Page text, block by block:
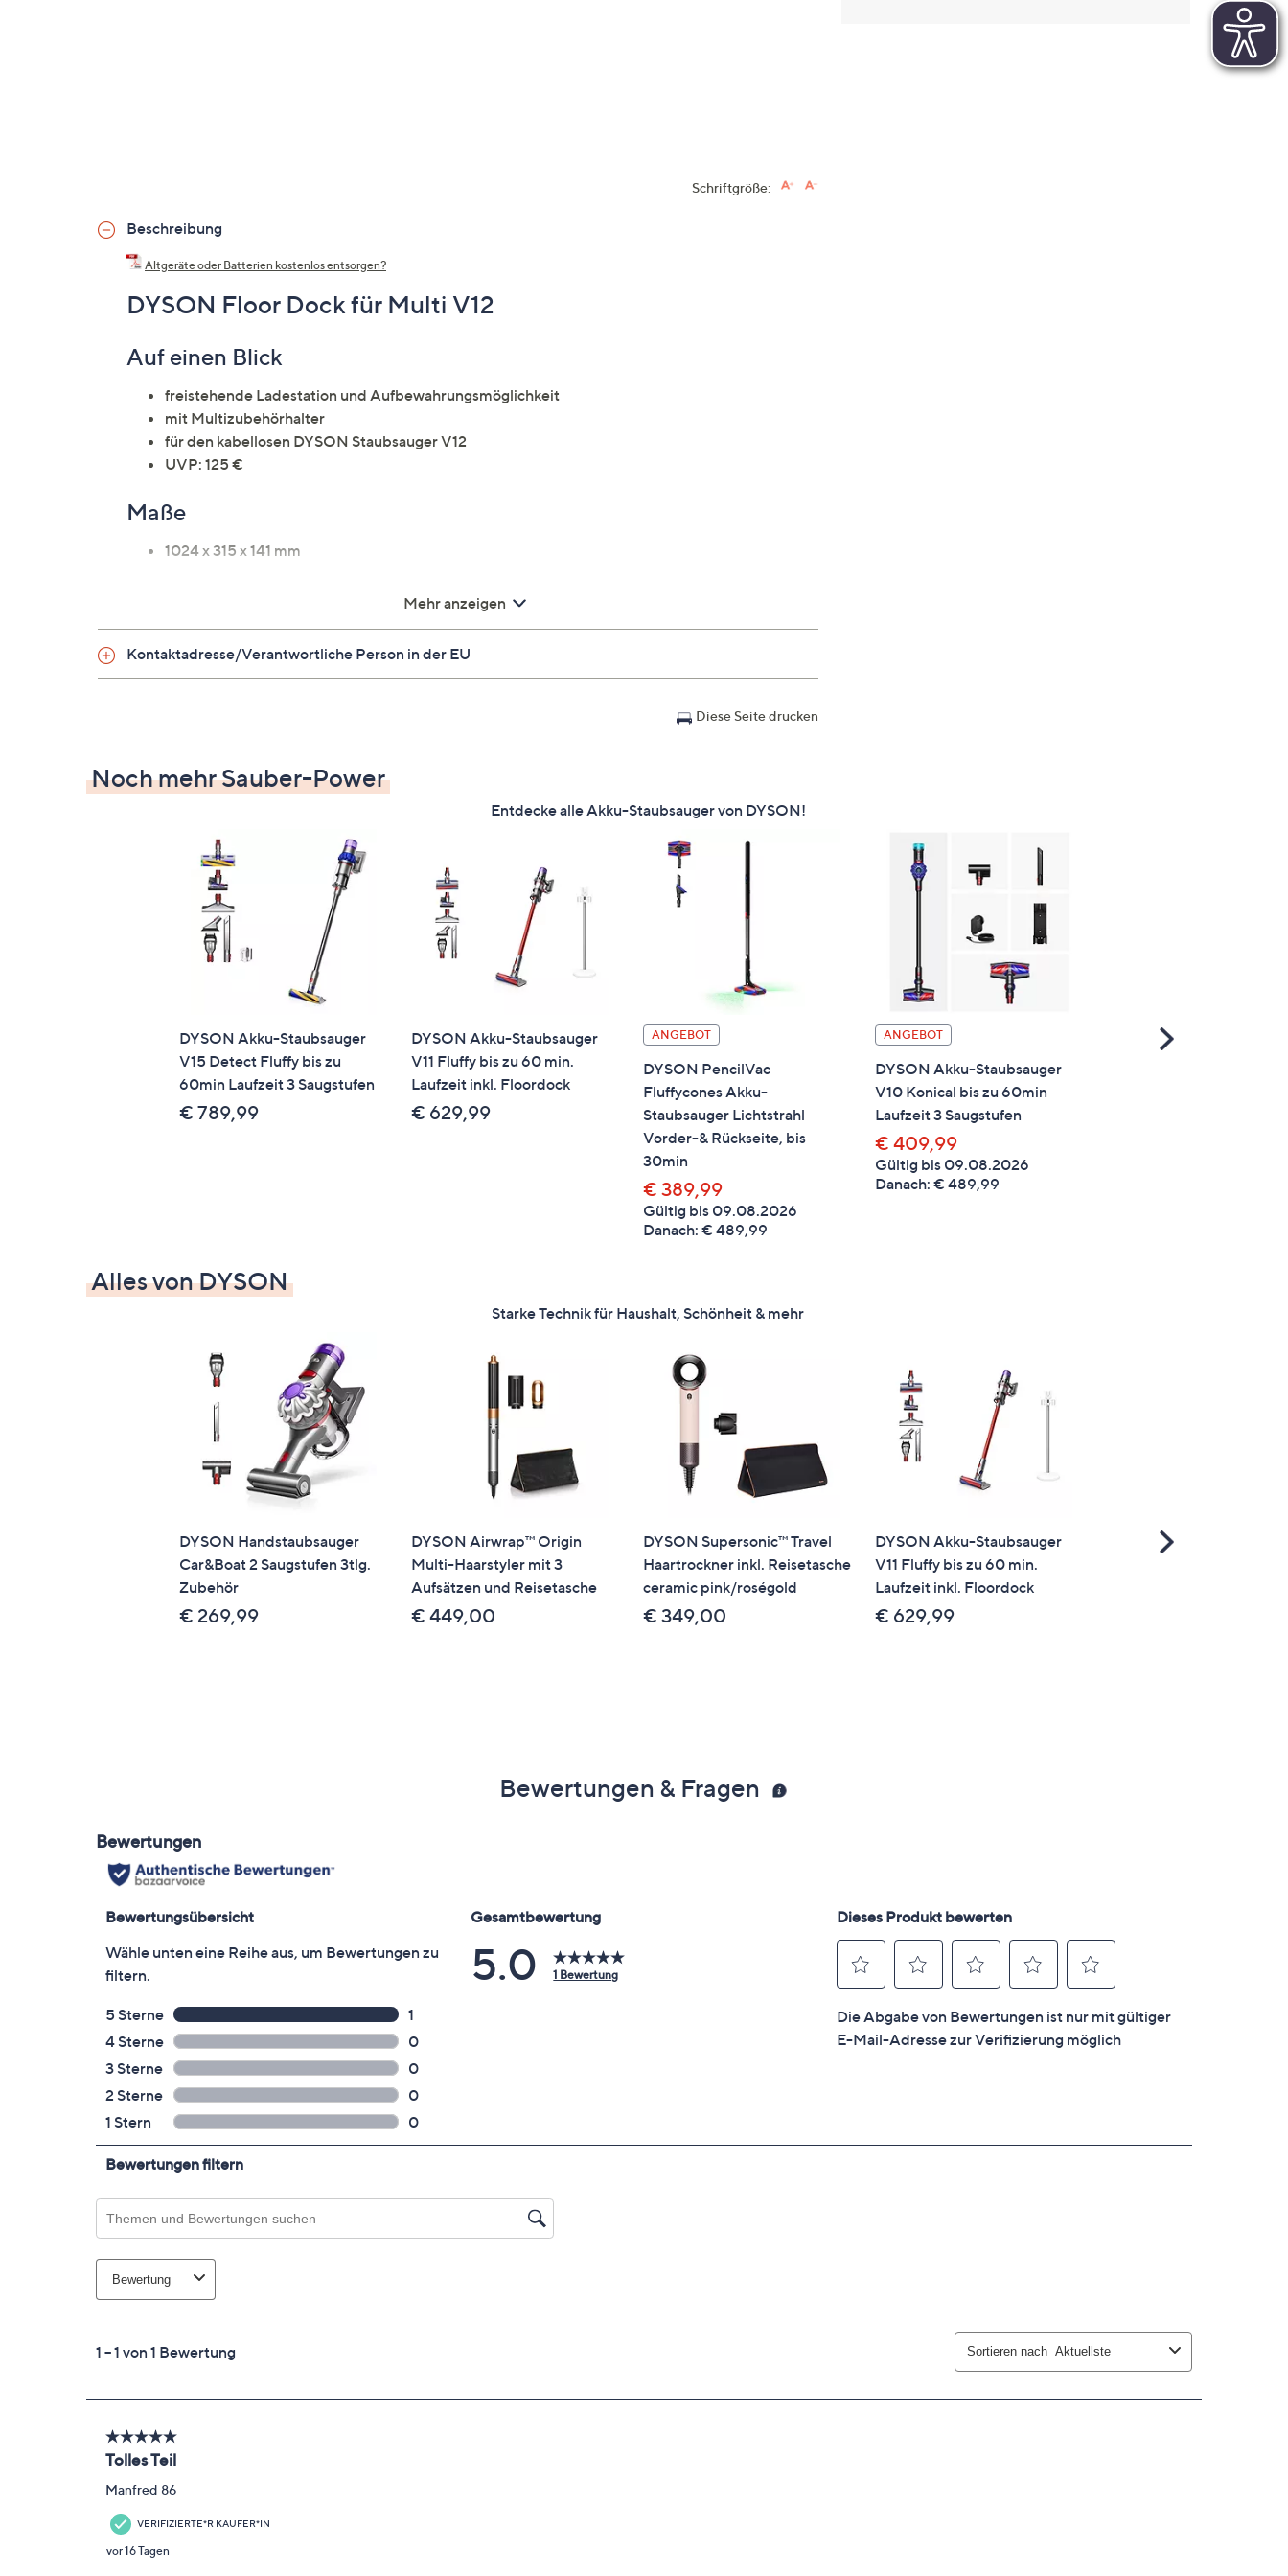
Schriftgröße:
Beschreibung
Altgeräte oder Batterien kostenlos entsorgen?
DYSON Floor Dock für Multi V12
Auf einen Blick
freistehende Ladestation und Aufbewahrungsmöglichkeit
mit Multizubehörhalter
für den kabellosen DYSON Staubsauger V12
UVP: 125 €
Maße
1024 x 315 x 141 mm
Identifikationsnummer
Mehr anzeigen
Kontaktadresse/Verantwortliche Person in der EU
Diese Seite drucken
Noch mehr Sauber-Power
Entdecke alle Akku-Staubsauger von DYSON!
DYSON Akku-Staubsauger
V15 Detect Fluffy bis zu
60min Laufzeit 3 Saugstufen
€ 789,99
DYSON Akku-Staubsauger
V11 Fluffy bis zu 60 min.
Laufzeit inkl. Floordock
€ 629,99
ANGEBOT
DYSON PencilVac
Fluffycones Akku-
Staubsauger Lichtstrahl
Vorder-& Rückseite, bis
30min
€ 389,99
Gültig bis 09.08.2026
Danach: € 489,99
ANGEBOT
DYSON Akku-Staubsauger
V10 Konical bis zu 60min
Laufzeit 3 Saugstufen
€ 409,99
Gültig bis 09.08.2026
Danach: € 489,99
DYSON Akku-
Scroll
Alles von DYSON
Starke Technik für Haushalt, Schönheit & mehr
DYSON Handstaubsauger
Car&Boat 2 Saugstufen 3tlg.
Zubehör
€ 269,99
DYSON Airwrap™ Origin
Multi-Haarstyler mit 3
Aufsätzen und Reisetasche
€ 449,00
DYSON Supersonic™ Travel
Haartrockner inkl. Reisetasche
ceramic pink/roségold
€ 349,00
DYSON Akku-Staubsauger
V11 Fluffy bis zu 60 min.
Laufzeit inkl. Floordock
€ 629,99
DYSON Supersonic
Scroll
Bewertungen & Fragen